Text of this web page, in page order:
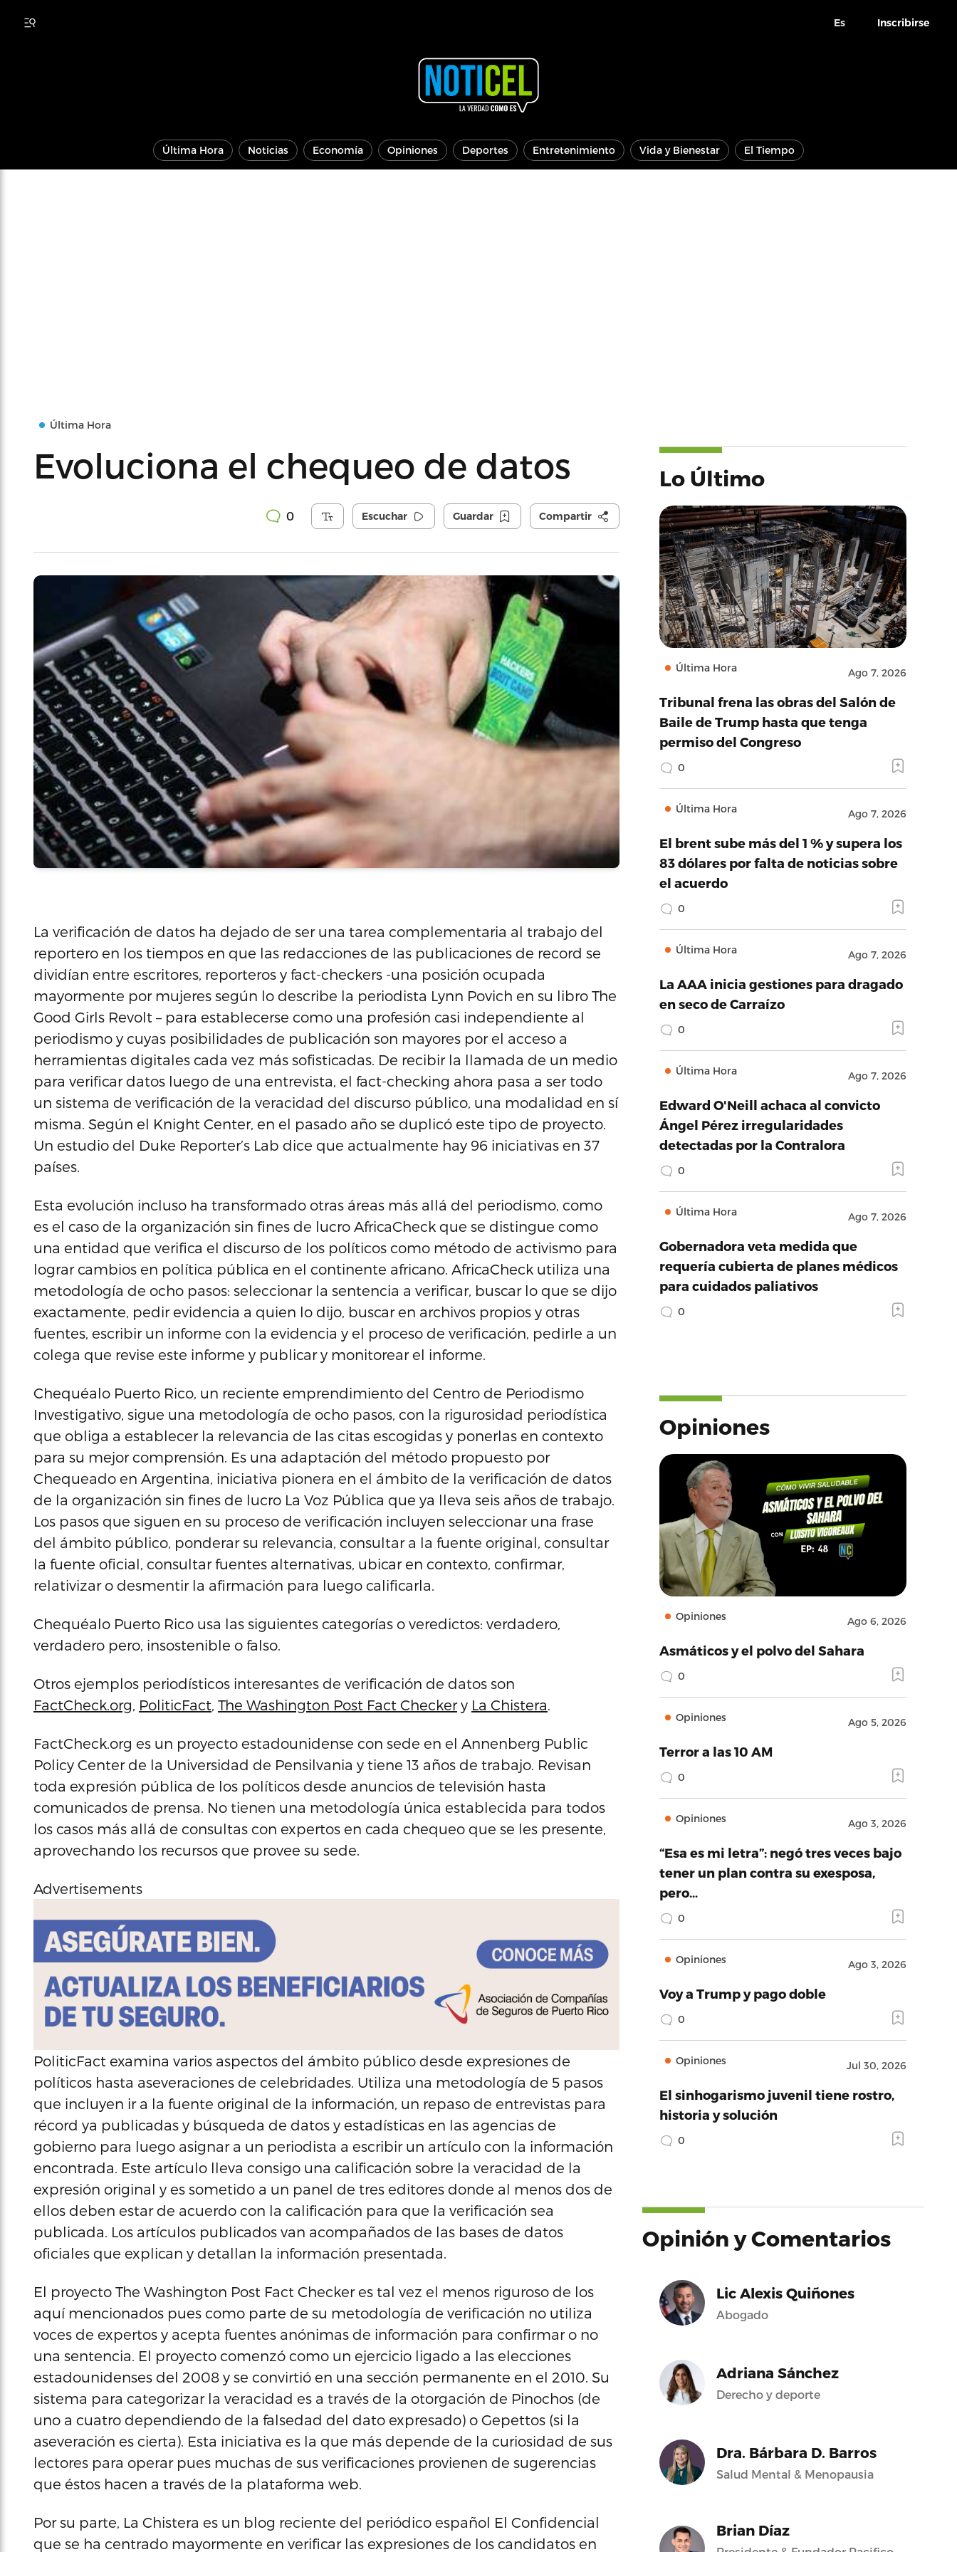
Es Inscribirse
Última Hora Noticias Economía Opiniones Deportes Entretenimiento Vida y Bienestar El Tiempo
Última Hora
Evoluciona el chequeo de datos
0 Escuchar Guardar Compartir
La verificación de datos ha dejado de ser una tarea complementaria al trabajo del
reportero en los tiempos en que las redacciones de las publicaciones de record se
dividían entre escritores, reporteros y fact-checkers -una posición ocupada
mayormente por mujeres según lo describe la periodista Lynn Povich en su libro The
Good Girls Revolt – para establecerse como una profesión casi independiente al
periodismo y cuyas posibilidades de publicación son mayores por el acceso a
herramientas digitales cada vez más sofisticadas. De recibir la llamada de un medio
para verificar datos luego de una entrevista, el fact-checking ahora pasa a ser todo
un sistema de verificación de la veracidad del discurso público, una modalidad en sí
misma. Según el Knight Center, en el pasado año se duplicó este tipo de proyecto.
Un estudio del Duke Reporter’s Lab dice que actualmente hay 96 iniciativas en 37
países.
Esta evolución incluso ha transformado otras áreas más allá del periodismo, como
es el caso de la organización sin fines de lucro AfricaCheck que se distingue como
una entidad que verifica el discurso de los políticos como método de activismo para
lograr cambios en política pública en el continente africano. AfricaCheck utiliza una
metodología de ocho pasos: seleccionar la sentencia a verificar, buscar lo que se dijo
exactamente, pedir evidencia a quien lo dijo, buscar en archivos propios y otras
fuentes, escribir un informe con la evidencia y el proceso de verificación, pedirle a un
colega que revise este informe y publicar y monitorear el informe.
Chequéalo Puerto Rico, un reciente emprendimiento del Centro de Periodismo
Investigativo, sigue una metodología de ocho pasos, con la rigurosidad periodística
que obliga a establecer la relevancia de las citas escogidas y ponerlas en contexto
para su mejor comprensión. Es una adaptación del método propuesto por
Chequeado en Argentina, iniciativa pionera en el ámbito de la verificación de datos
de la organización sin fines de lucro La Voz Pública que ya lleva seis años de trabajo.
Los pasos que siguen en su proceso de verificación incluyen seleccionar una frase
del ámbito público, ponderar su relevancia, consultar a la fuente original, consultar
la fuente oficial, consultar fuentes alternativas, ubicar en contexto, confirmar,
relativizar o desmentir la afirmación para luego calificarla.
Chequéalo Puerto Rico usa las siguientes categorías o veredictos: verdadero,
verdadero pero, insostenible o falso.
Otros ejemplos periodísticos interesantes de verificación de datos son
FactCheck.org, PoliticFact, The Washington Post Fact Checkery La Chistera.
FactCheck.org es un proyecto estadounidense con sede en el Annenberg Public
Policy Center de la Universidad de Pensilvania y tiene 13 años de trabajo. Revisan
toda expresión pública de los políticos desde anuncios de televisión hasta
comunicados de prensa. No tienen una metodología única establecida para todos
los casos más allá de consultas con expertos en cada chequeo que se les presente,
aprovechando los recursos que provee su sede.
Advertisements
PoliticFact examina varios aspectos del ámbito público desde expresiones de
políticos hasta aseveraciones de celebridades. Utiliza una metodología de 5 pasos
que incluyen ir a la fuente original de la información, un repaso de entrevistas para
récord ya publicadas y búsqueda de datos y estadísticas en las agencias de
gobierno para luego asignar a un periodista a escribir un artículo con la información
encontrada. Este artículo lleva consigo una calificación sobre la veracidad de la
expresión original y es sometido a un panel de tres editores donde al menos dos de
ellos deben estar de acuerdo con la calificación para que la verificación sea
publicada. Los artículos publicados van acompañados de las bases de datos
oficiales que explican y detallan la información presentada.
El proyecto The Washington Post Fact Checker es tal vez el menos riguroso de los
aquí mencionados pues como parte de su metodología de verificación no utiliza
voces de expertos y acepta fuentes anónimas de información para confirmar o no
una sentencia. El proyecto comenzó como un ejercicio ligado a las elecciones
estadounidenses del 2008 y se convirtió en una sección permanente en el 2010. Su
sistema para categorizar la veracidad es a través de la otorgación de Pinochos (de
uno a cuatro dependiendo de la falsedad del dato expresado) o Gepettos (si la
aseveración es cierta). Esta iniciativa es la que más depende de la curiosidad de sus
lectores para operar pues muchas de sus verificaciones provienen de sugerencias
que éstos hacen a través de la plataforma web.
Por su parte, La Chistera es un blog reciente del periódico español El Confidencial
que se ha centrado mayormente en verificar las expresiones de los candidatos en
Lo Último
Última Hora Ago 7, 2026
Tribunal frena las obras del Salón de
Baile de Trump hasta que tenga
permiso del Congreso
0
Última Hora Ago 7, 2026
El brent sube más del 1 % y supera los
83 dólares por falta de noticias sobre
el acuerdo
0
Última Hora Ago 7, 2026
La AAA inicia gestiones para dragado
en seco de Carraízo
0
Última Hora Ago 7, 2026
Edward O'Neill achaca al convicto
Ángel Pérez irregularidades
detectadas por la Contralora
0
Última Hora Ago 7, 2026
Gobernadora veta medida que
requería cubierta de planes médicos
para cuidados paliativos
0
Opiniones
Opiniones Ago 6, 2026
Asmáticos y el polvo del Sahara
0
Opiniones Ago 5, 2026
Terror a las 10 AM
0
Opiniones Ago 3, 2026
“Esa es mi letra”: negó tres veces bajo
tener un plan contra su exesposa,
pero…
0
Opiniones Ago 3, 2026
Voy a Trump y pago doble
0
Opiniones Jul 30, 2026
El sinhogarismo juvenil tiene rostro,
historia y solución
0
Opinión y Comentarios
Lic Alexis Quiñones
Abogado
Adriana Sánchez
Derecho y deporte
Dra. Bárbara D. Barros
Salud Mental & Menopausia
Brian Díaz